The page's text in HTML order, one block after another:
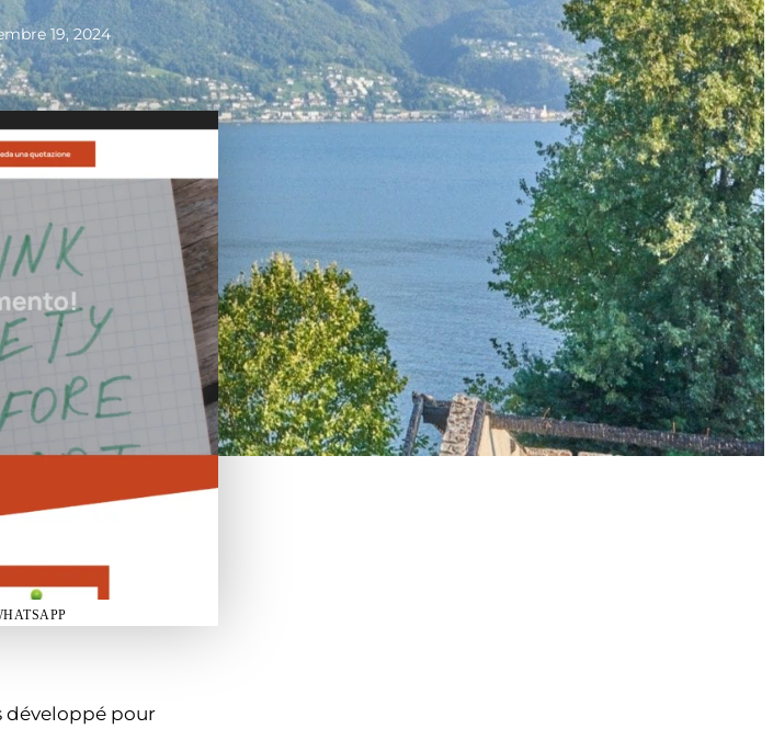
19, 2024
développé pour